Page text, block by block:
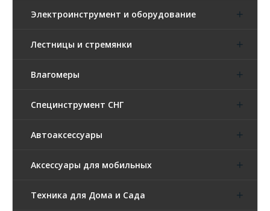
Электроинструмент и оборудование
Лестницы и стремянки
Влагомеры
Специнструмент СНГ
Автоаксессуары
Аксессуары для мобильных
Техника для Дома и Сада